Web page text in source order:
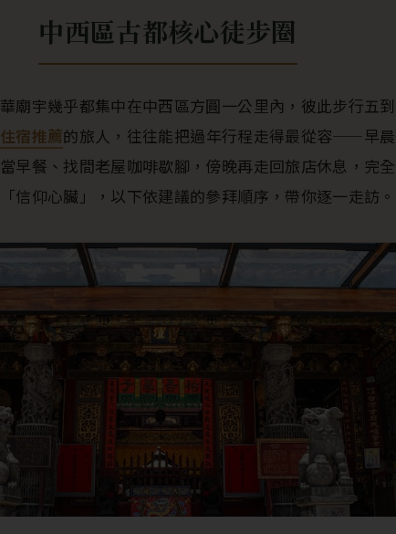
中西區古都核心徒步圈
廟宇幾乎都集中在中西區方圓一公里內，彼此步行五
宿推薦的旅人，往往能把過年行程走得最從容——早
早餐、找間老屋咖啡歇腳，傍晚再走回旅店休息，完
信仰心臟」，以下依建議的參拜順序，帶你逐一走訪。